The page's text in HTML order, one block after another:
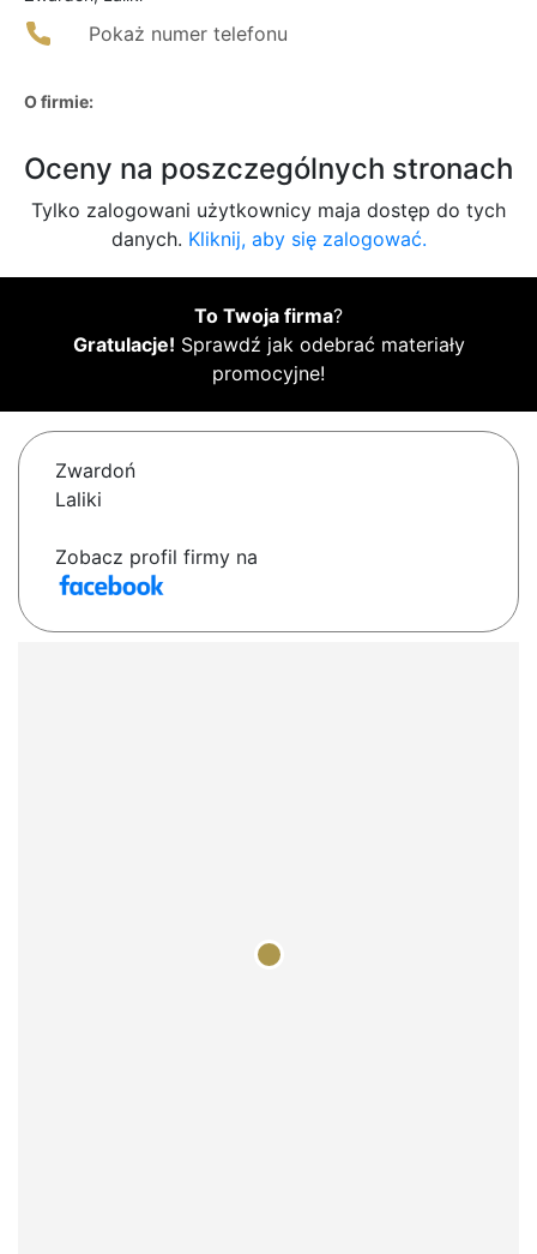
Pokaż numer telefonu
O firmie:
Oceny na poszczególnych stronach
Tylko zalogowani użytkownicy maja dostęp do tych
danych. Kliknij, aby się zalogować.
To Twoja firma?
Gratulacje! Sprawdź jak odebrać materiały
promocyjne!
Zwardoń
Laliki
Zobacz profil firmy na